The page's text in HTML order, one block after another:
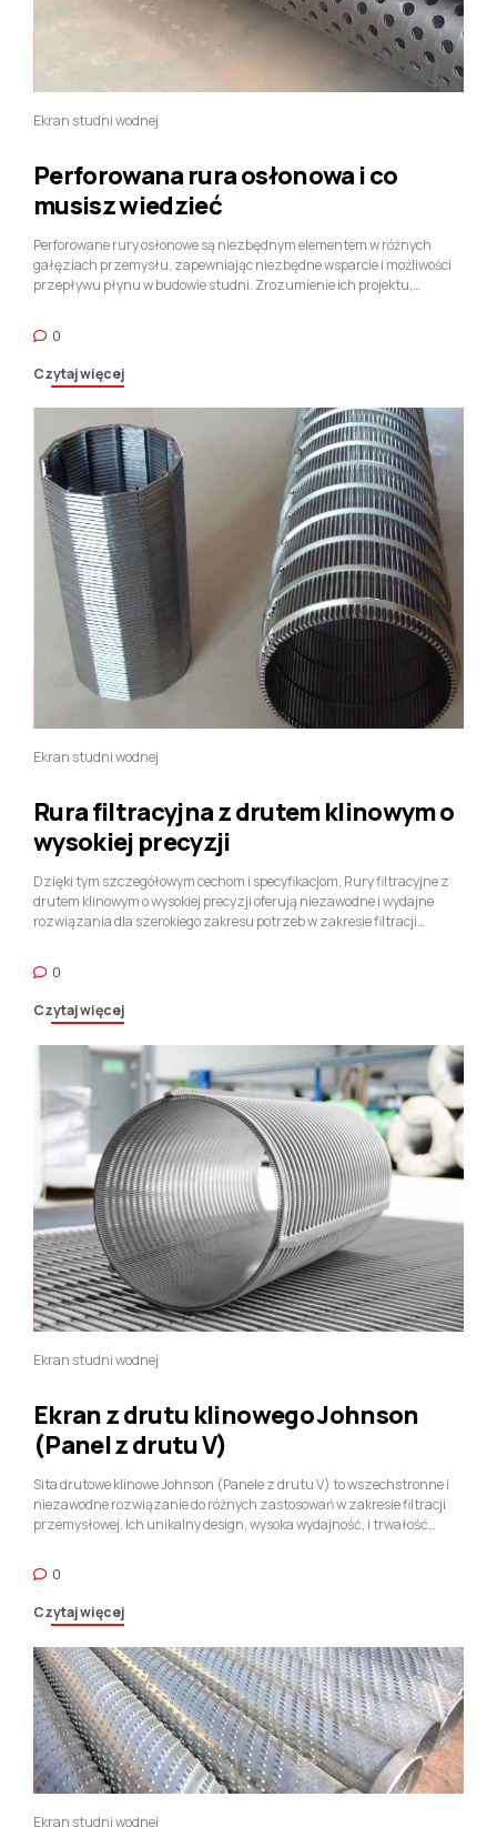
Ekran studni wodnej
0
Perforowana rura osłonowa i co
musisz wiedzieć
Perforowane rury osłonowe są niezbędnym elementem w różnych
gałęziach przemysłu, zapewniając niezbędne wsparcie i możliwości
przepływu płynu w budowie studni. Zrozumienie ich projektu,
takie czynniki, jak warunki studni, wymagania dotyczące przepływu, i
odporność na korozję, operatorzy mogą zoptymalizować wydajność i
trwałość perforowanych rur osłonowych. Ponieważ technologia wciąż
się rozwija, nowe materiały i techniki produkcyjne jeszcze bardziej
zwiększą możliwości tych kluczowych komponentów, zapewniając ich
ciągłe znaczenie w stale zmieniającym się krajobrazie wierceń i
budowy studni.
Czytaj więcej
Ekran studni wodnej
0
Rura filtracyjna z drutem klinowym o
wysokiej precyzji
Dzięki tym szczegółowym cechom i specyfikacjom, Rury filtracyjne z
drutem klinowym o wysokiej precyzji oferują niezawodne i wydajne
rozwiązania dla szerokiego zakresu potrzeb w zakresie filtracji
zapewniają optymalną wydajność nawet w najbardziej wymagających
środowiskach.
Czytaj więcej
Ekran studni wodnej
0
Ekran z drutu klinowego Johnson
(Panel z drutu V)
Sita drutowe klinowe Johnson (Panele z drutu V) to wszechstronne i
niezawodne rozwiązanie do różnych zastosowań w zakresie filtracji
przemysłowej. Ich unikalny design, wysoka wydajność, i trwałość
jedzenie i napoje, celuloza i papier, olej i gaz, i zastosowania
architektoniczne. Konfigurowalne rozmiary i wymiary szczelin
zapewniają, że te ekrany spełniają określone wymagania filtracyjne,
zapewniając długotrwałą wydajność i niskie koszty utrzymania.
Czytaj więcej
Ekran studni wodnej